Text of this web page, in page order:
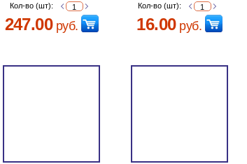
Кол-во (шт):
247.00руб.
Кол-во (шт):
16.00руб.